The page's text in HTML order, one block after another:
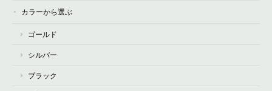
カラーから選ぶ
ゴールド
シルバー
ブラック